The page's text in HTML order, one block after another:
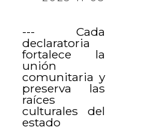
--- Cada
declaratoria
fortalece la
unión
comunitaria y
preserva las
raíces
culturales del
estado